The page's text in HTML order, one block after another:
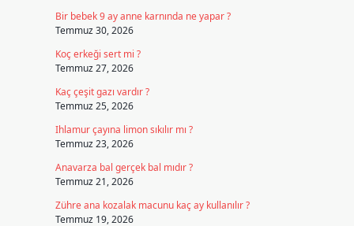
Bir bebek 9 ay anne karnında ne yapar ?
Temmuz 30, 2026
Koç erkeği sert mi ?
Temmuz 27, 2026
Kaç çeşit gazı vardır ?
Temmuz 25, 2026
Ihlamur çayına limon sıkılır mı ?
Temmuz 23, 2026
Anavarza bal gerçek bal mıdır ?
Temmuz 21, 2026
Zühre ana kozalak macunu kaç ay kullanılır ?
Temmuz 19, 2026